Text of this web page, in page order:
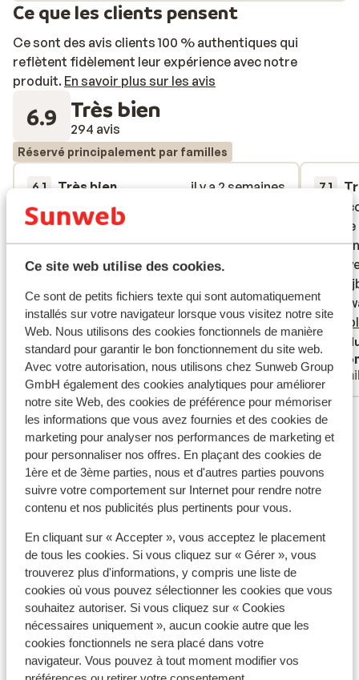
Ce site web utilise des cookies.
Ce sont de petits fichiers texte qui sont automatiquement
installés sur votre navigateur lorsque vous visitez notre site
Web. Nous utilisons des cookies fonctionnels de manière
standard pour garantir le bon fonctionnement du site web.
Avec votre autorisation, nous utilisons chez Sunweb Group
GmbH également des cookies analytiques pour améliorer
notre site Web, des cookies de préférence pour mémoriser
les informations que vous avez fournies et des cookies de
marketing pour analyser nos performances de marketing et
pour personnaliser nos offres. En plaçant des cookies de
1ère et de 3ème parties, nous et d'autres parties pouvons
suivre votre comportement sur Internet pour rendre notre
contenu et nos publicités plus pertinents pour vous.
En cliquant sur « Accepter », vous acceptez le placement
de tous les cookies. Si vous cliquez sur « Gérer », vous
trouverez plus d'informations, y compris une liste de
cookies où vous pouvez sélectionner les cookies que vous
souhaitez autoriser. Si vous cliquez sur « Cookies
nécessaires uniquement », aucun cookie autre que les
cookies fonctionnels ne sera placé dans votre
navigateur. Vous pouvez à tout moment modifier vos
Ce que les clients pensent
Ce sont des avis clients 100 % authentiques qui
reflètent fidèlement leur expérience avec notre
produit. En savoir plus sur les avis
6.9 Très bien
294 avis
Réservé principalement par familles
6.1 Très bien
il y a 2 semaines
Het is een basic hotel. Geen overdreven
luxe, maar alles was aanwezig. Zaken die
ons opvielen waren: geen water
beschikbaar in de avondbar, je moest naar
luidruchtige, vooral Engelse, toeristen;
problemen met het kuisen van de kamers
(miscommunicatie met de receptie maar is
in orde gekomen); het eten in het
restaurant was bijna altijd lauw tot koud.
Het is een basic hotel. Geen overdreven
luxe, maar alles was aanwezig. Zaken die
ons opvielen waren: geen water
beschikbaar in de avondbar, je moest naar
luidruchtige, vooral Engelse, toeristen;
problemen met het kuisen van... plus
Traduire en français (FR)
Anonyme
Couples
7.1
De
met
te
het
van
hotel
top is.
De
met
te
het
van
hotel
top...
Voir tous les 294 avis
Emplacement
Afficher sur la carte
À proximité
Distance de la plage environ 200 mètres
Distance du centre-ville: environ 5 kilomètres